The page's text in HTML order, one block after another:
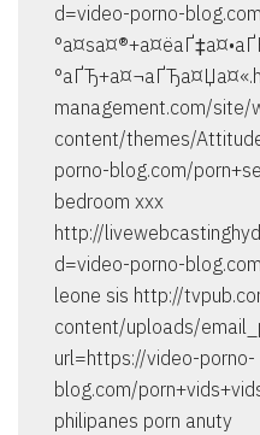
d=video-porno-
management.com/site/
content/themes/
porno-blog.com/
bedroom xxx
http://
d=video-porno-
leone sis http://
content/uploads/
url=https://video-porno-
blog.com/
philipanes porn anuty